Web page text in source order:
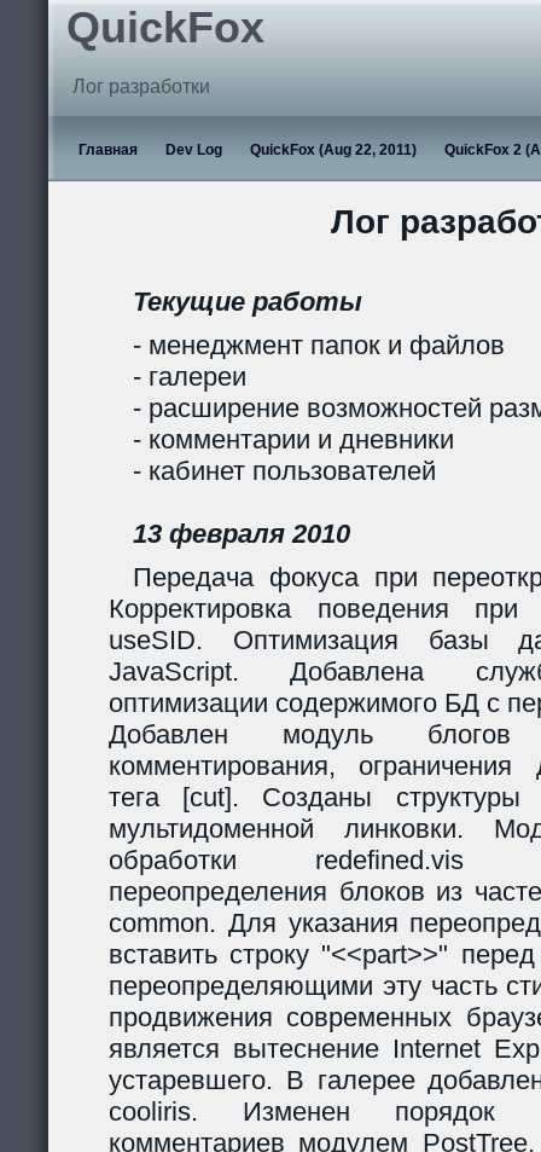
QuickFox
Лог разработки
Главная Dev Log QuickFox (Aug 22, 2011) QuickFox 2
Лог
Текущие работы
- менеджмент папок и файлов
- галереи
- расширение возможностей
- комментарии и дневники
- кабинет пользователей
13 февраля 2010
Передача фокуса при
Корректировка поведения
useSID. Оптимизация базы
JavaScript. Добавлена
оптимизации содержимого БД с
Добавлен модуль
комментирования, ограничения
тега [cut]. Созданы
мультидоменной линковки.
обработки redefined.vis
переопределения блоков из
common. Для указания
вставить строку "<<part>>"
переопределяющими эту часть
продвижения современных
является вытеснение Internet
устаревшего. В галерее
cooliris. Изменен порядок
комментариев модулем